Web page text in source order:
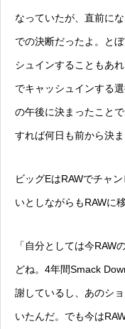
なっていたが、直前に
での決断だったよ。と
シュインすることもあ
でキャッシュインする
の午後に決まったこと
すれば何日も前から決
ビッグEはRAWでチャ
いとしながらもRAWに
「自分としては今RAW
どね。4年間Smack
謝しているし、あのシ
いたんだ。でも今は